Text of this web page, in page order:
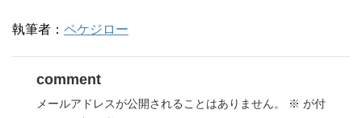
執筆者： ペケジロー
comment
メールアドレスが公開されることはありません。 ※ が付